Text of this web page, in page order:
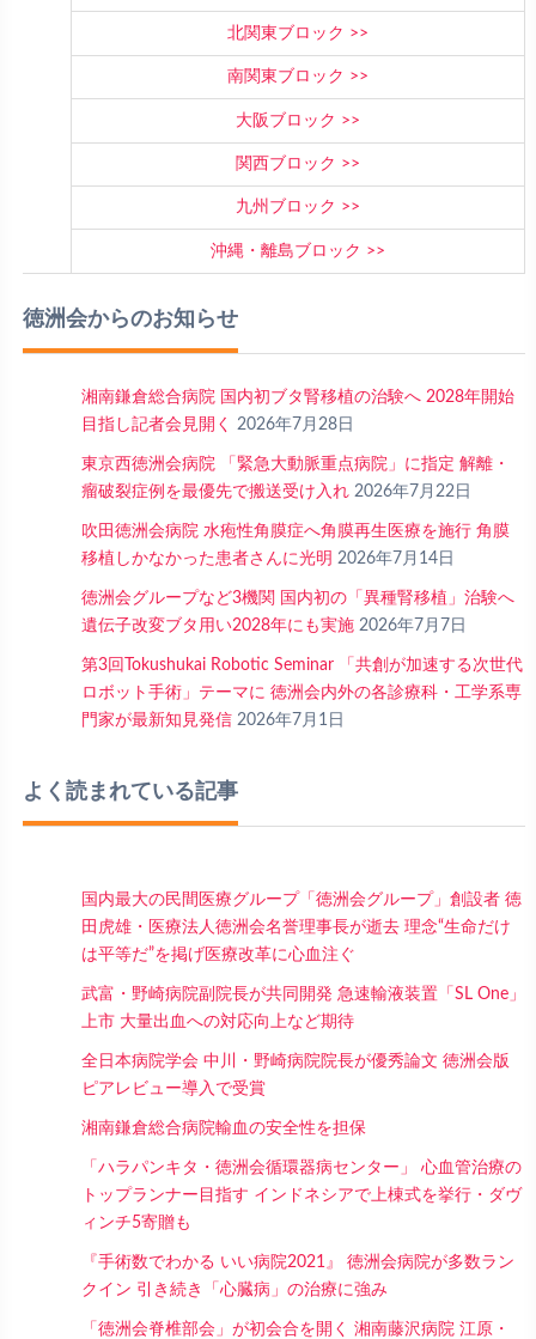
北関東ブロック
南関東ブロック
大阪ブロック
関西ブロック
九州ブロック
沖縄・離島ブロック
徳洲会からのお知らせ
湘南鎌倉総合病院 国内初ブタ腎移植の治験へ 2028年開始
目指し記者会見開く
2026年7月28日
東京西徳洲会病院 「緊急大動脈重点病院」に指定 解離・
瘤破裂症例を最優先で搬送受け入れ 2026年7月22日
吹田徳洲会病院 水疱性角膜症へ角膜再生医療を施行 角膜
移植しかなかった患者さんに光明 2026年7月14日
徳洲会グループなど3機関 国内初の「異種腎移植」治験へ
遺伝子改変ブタ用い2028年にも実施 2026年7月7日
第3回Tokushukai Robotic Seminar 「共創が加速する次世代
ロボット手術」テーマに 徳洲会内外の各診療科・工学系専
門家が最新知見発信 2026年7月1日
よく読まれている記事
国内最大の民間医療グループ「徳洲会グループ」創設者 徳
田虎雄・医療法人徳洲会名誉理事長が逝去 理念“生命だけ
は平等だ”を掲げ医療改革に心血注ぐ
武富・野崎病院副院長が共同開発 急速輸液装置「SL One」
上市 大量出血への対応向上など期待
全日本病院学会 中川・野崎病院院長が優秀論文 徳洲会版
ピアレビュー導入で受賞
湘南鎌倉総合病院輸血の安全性を担保
「ハラパンキタ・徳洲会循環器病センター」 心血管治療の
トップランナー目指す インドネシアで上棟式を挙行・ダヴ
ィンチ5寄贈も
『手術数でわかる いい病院2021』 徳洲会病院が多数ラン
クイン 引き続き「心臓病」の治療に強み
「徳洲会脊椎部会」が初会合を開く 湘南藤沢病院 江原・